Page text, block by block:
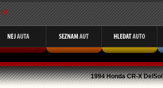
1994 Honda CR-X DelSol